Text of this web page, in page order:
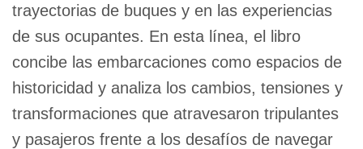
trayectorias de buques y en las experiencias
de sus ocupantes. En esta línea, el libro
concibe las embarcaciones como espacios de
historicidad y analiza los cambios, tensiones y
transformaciones que atravesaron tripulantes
y pasajeros frente a los desafíos de navegar